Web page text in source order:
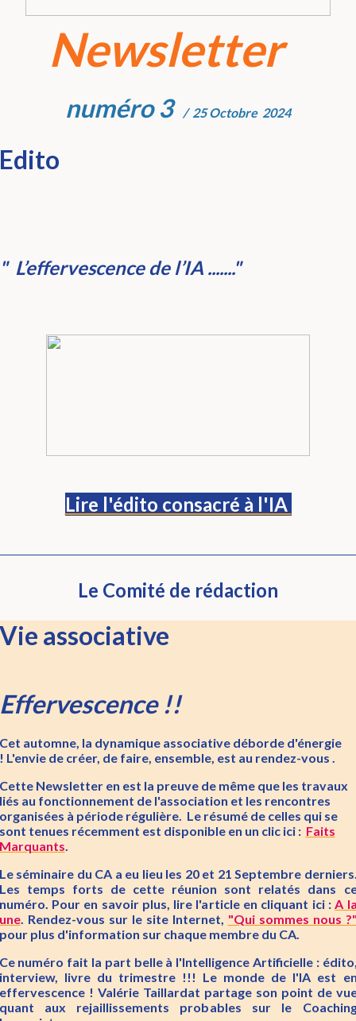
Newsletter
numéro 3 / 25 Octobre 2024
L’effervescence de l’IA......."
Lire l'édito consacré à l'IA
Le Comité de rédaction
associative
!!
automne, la dynamique associative déborde d'énergie
L'envie de créer, de faire, ensemble, est au rendez-vous .
Newsletter en est la preuve de même que les travaux
au fonctionnement de l'association et les rencontres
à période régulière. Le résumé de celles qui se
tenues récemment est disponible en un clic ici : Faits
.
séminaire du CA a eu lieu les 20 et 21 Septembre
temps forts de cette réunion sont relatés dans
Pour en savoir plus, lire l'article en cliquant ici :A
. Rendez-vous sur le site Internet, "Qui sommes nous
plus d'information sur chaque membre du CA.
numéro fait la part belle à l'Intelligence Artificielle :
livre du trimestre !!! Le monde de l'IA est
! Valérie Taillardat partage son point de
aux rejaillissements probables sur le